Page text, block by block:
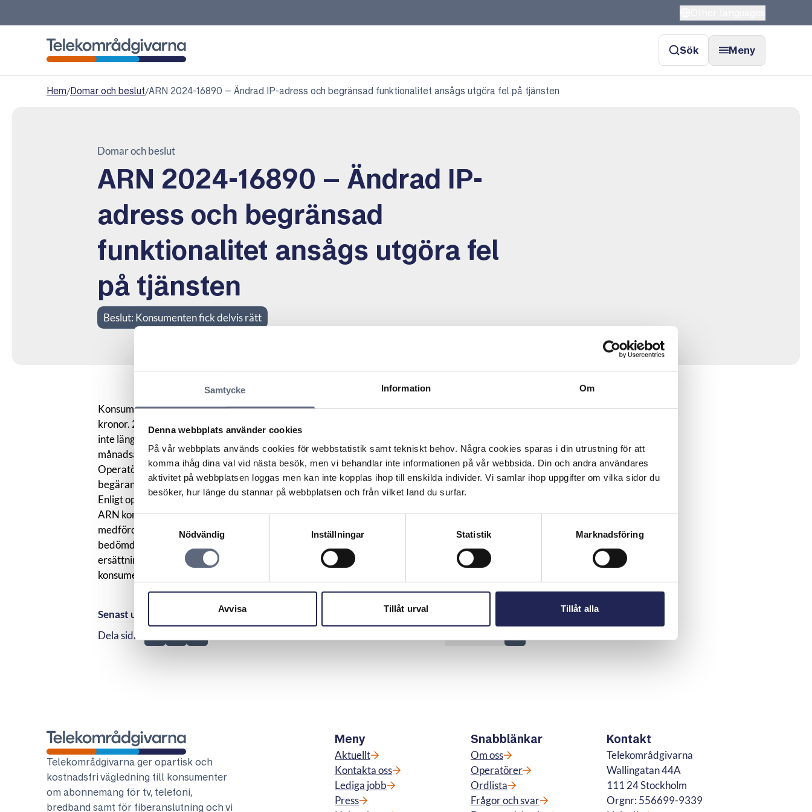
Samtycke Information Om
Denna webbplats använder cookies
På vår webbplats används cookies för webbstatistik samt tekniskt behov. Några cookies sparas i din utrustning för att
komma ihåg dina val vid nästa besök, men vi behandlar inte informationen på vår webbsida. Din och andra användares
aktivitet på webbplatsen loggas men kan inte kopplas ihop till enskilda individer. Vi samlar ihop uppgifter om vilka sidor du
besöker, hur länge du stannar på webbplatsen och från vilket land du surfar.
Nödvändig
Inställningar Statistik Marknadsföring
Avvisa Tillåt urval Tillåt alla
Sök Meny
Hem/Domar och beslut/ARN 2024-16890 – Ändrad IP-adress och begränsad funktionalitet ansågs utgöra fel på tjänsten
Domar och beslut
ARN 2024-16890 – Ändrad IP-
adress och begränsad
funktionalitet ansågs utgöra fel
på tjänsten
Beslut: Konsumenten fick delvis rätt
Konsumenten ingick avtal om bredband med operatören 2019. Månadskostnaden var 518
kronor. 2024 ändrade operatören konsumentens IP-adress vilket bl.a. medförde att konsumenten
inte längre kunde komma åt sitt arbetes servrar. Konsumenten krävde skadestånd på två
månadsavgifter för tiden som bredbandet inte fungerade.
Operatören framhöll att IP-tilldelningen justerades under fyra dagar. Efter konsumentens
begäran om ett publikt IP för att kunna koppla upp sig till sitt företag tillsåg operatören detta.
Enligt operatören fungerade tjänsten hela tiden.
ARN konstaterade att IP-adressen ändrades utan förvarning och utan medgivande. Det
medförde att konsumentens möjlighet att nyttja internetabonnemanget fullt ut begränsades, och
bedömdes utgöra ett fel i tjänsten. Felet pågick i fyra dagar och konsumenten ansågs ha rätt till
ersättning med 70 kronor, för fyra dagsandelar av månadskostnaden. ARN ansåg inte att
konsumenten bevisat att felet medfört kostnader som gav rätt till skadestånd.
Senast uppdaterad:
2026-04-27
Dela sidan
Dela sidan på Facebook
Dela sidan på Linkedin
Telekområdgivarna
Telekområdgivarna ger opartisk och
kostnadsfri vägledning till konsumenter
om abonnemang för tv, telefoni,
bredband samt för fiberanslutning och vi
Meny
Aktuellt
Kontakta oss
Lediga jobb
Press
Snabblänkar
Om oss
Operatörer
Ordlista
Frågor och svar
Kontakt
Telekområdgivarna
Wallingatan 44A
111 24 Stockholm
Orgnr: 556699-9339